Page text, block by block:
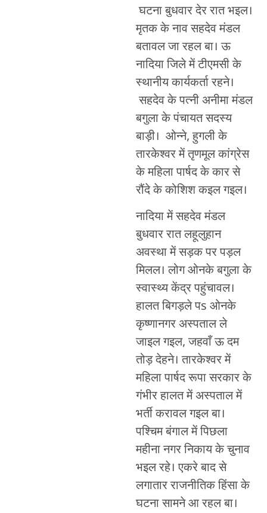
घटना बुधवार देर रात भइल।
मृतक के नाव सहदेव मंडल
बतावल जा रहल बा। ऊ
नादिया जिले में टीएमसी के
स्थानीय कार्यकर्ता रहने।
सहदेव के पत्नी अनीमा मंडल
बगुला के पंचायत सदस्य
बाड़ी। ओन्ने, हुगली के
तारकेश्वर में तृणमूल कांग्रेस
के महिला पार्षद के कार से
रौंदे के कोशिश कइल गइल।
नादिया में सहदेव मंडल
बुधवार रात लहूलुहान
अवस्था में सड़क पर पड़ल
मिलल। लोग ओनके बगुला के
स्वास्थ्य केंद्र पहुंचावल।
हालत बिगड़ले पs ओनके
कृष्णानगर अस्पताल ले
जाइल गइल, जहवाँ ऊ दम
तोड़ देहने। तारकेश्वर में
महिला पार्षद रूपा सरकार के
गंभीर हालत में अस्पताल में
भर्ती करावल गइल बा।
पश्चिम बंगाल में पिछला
महीना नगर निकाय के चुनाव
भइल रहे। एकरे बाद से
लगातार राजनीतिक हिंसा के
घटना सामने आ रहल बा।